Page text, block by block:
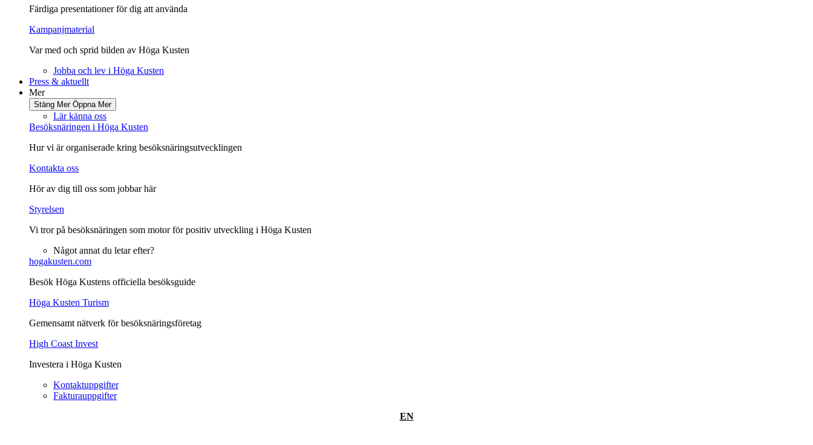
Färdiga presentationer för dig att använda
Kampanjmaterial
Var med och sprid bilden av Höga Kusten
Jobba och lev i Höga Kusten
Press & aktuellt
Mer
Stäng Mer Öppna Mer
Lär känna oss
Besöksnäringen i Höga Kusten
Hur vi är organiserade kring besöksnäringsutvecklingen
Kontakta oss
Hör av dig till oss som jobbar här
Styrelsen
Vi tror på besöksnäringen som motor för positiv utveckling i Höga Kusten
Något annat du letar efter?
hogakusten.com
Besök Höga Kustens officiella besöksguide
Höga Kusten Turism
Gemensamt nätverk för besöksnäringsföretag
High Coast Invest
Investera i Höga Kusten
Kontaktuppgifter
Fakturauppgifter
EN